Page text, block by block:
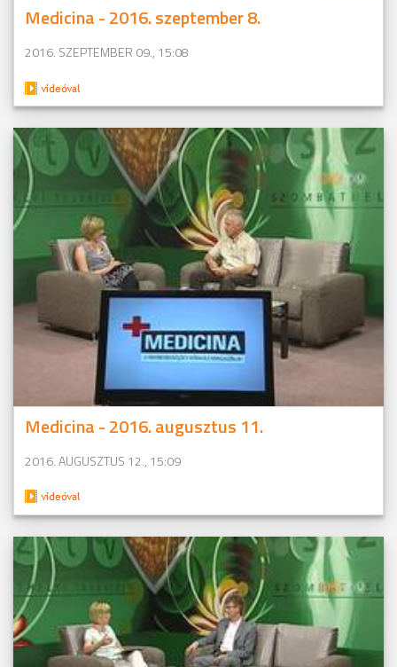
Medicina - 2016. szeptember 8.
2016. SZEPTEMBER 09., 15:08
Medicina - 2016. augusztus 11.
2016. AUGUSZTUS 12., 15:09